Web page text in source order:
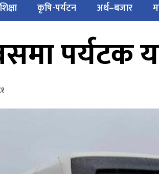
शिक्षा कृषि-पर्यटन अर्थ–बजार
पर्यटक